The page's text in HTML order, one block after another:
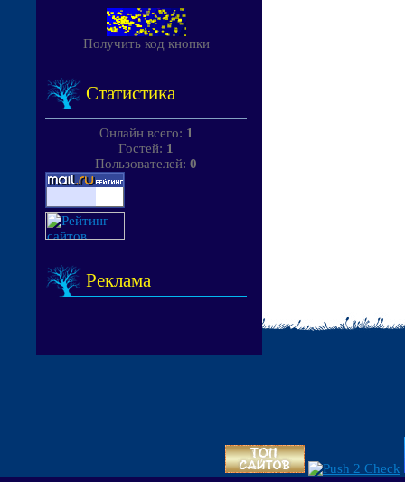
Получить код кнопки
Статистика
Онлайн всего: 1
Гостей: 1
Пользователей: 0
Реклама